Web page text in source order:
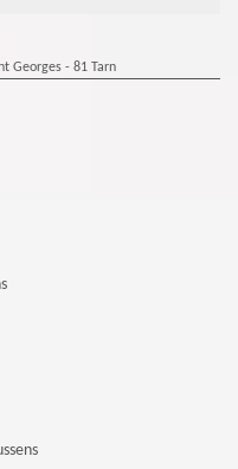
Georges - 81 Tarn